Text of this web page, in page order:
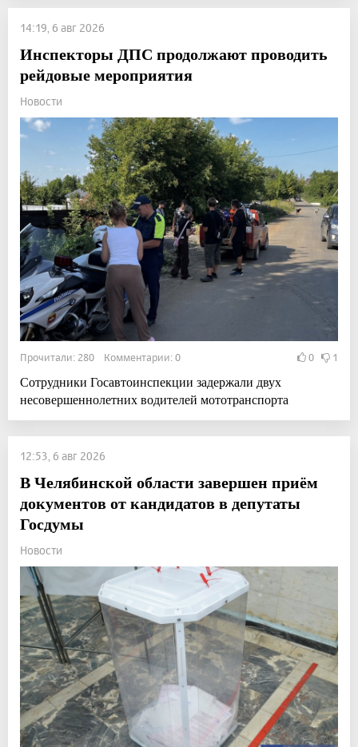
14:19, 6 авг 2026
Инспекторы ДПС продолжают проводить
рейдовые мероприятия
Новости
Прочитали: 280 Комментарии: 0 0 1
Сотрудники Госавтоинспекции задержали двух
несовершеннолетних водителей мототранспорта
12:53, 6 авг 2026
В Челябинской области завершен приём
документов от кандидатов в депутаты
Госдумы
Новости